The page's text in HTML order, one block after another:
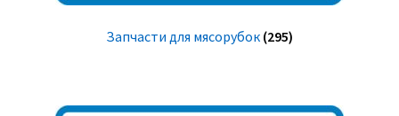
Запчасти для мясорубок (295)